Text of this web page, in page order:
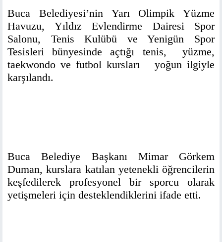
Buca Belediyesi’nin Yarı Olimpik Yüzme
Havuzu, Yıldız Evlendirme Dairesi Spor
Salonu, Tenis Kulübü ve Yenigün Spor
Tesisleri bünyesinde açtığı tenis, yüzme,
taekwondo ve futbol kursları yoğun ilgiyle
karşılandı.
Buca Belediye Başkanı Mimar Görkem
Duman, kurslara katılan yetenekli öğrencilerin
keşfedilerek profesyonel bir sporcu olarak
yetişmeleri için desteklendiklerini ifade etti.